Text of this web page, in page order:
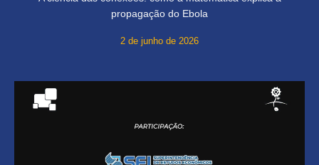
propagação do Ebola
2 de junho de 2026